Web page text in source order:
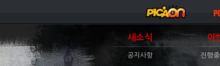
새소식
공지사항
이
진행